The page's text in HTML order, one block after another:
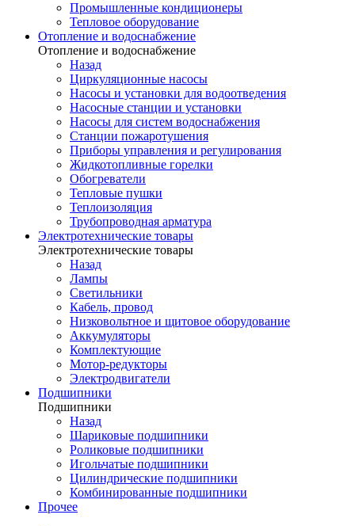
Промышленные кондиционеры
Тепловое оборудование
Отопление и водоснабжение
Отопление и водоснабжение
Назад
Циркуляционные насосы
Насосы и установки для водоотведения
Насосные станции и установки
Насосы для систем водоснабжения
Станции пожаротушения
Приборы управления и регулирования
Жидкотопливные горелки
Обогреватели
Тепловые пушки
Теплоизоляция
Трубопроводная арматура
Электротехнические товары
Электротехнические товары
Назад
Лампы
Светильники
Кабель, провод
Низковольтное и щитовое оборудование
Аккумуляторы
Комплектующие
Мотор-редукторы
Электродвигатели
Подшипники
Подшипники
Назад
Шариковые подшипники
Роликовые подшипники
Игольчатые подшипники
Цилиндрические подшипники
Комбинированные подшипники
Прочее